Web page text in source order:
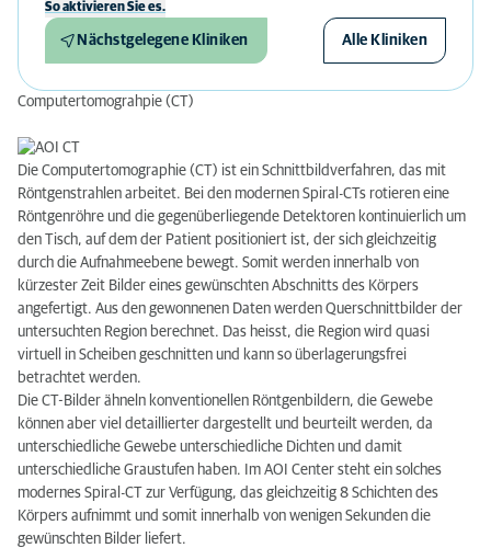
So aktivieren Sie es.
Nächstgelegene Kliniken Alle Kliniken
Computertomograhpie (CT)
Die Computertomographie (CT) ist ein Schnittbildverfahren, das mit
Röntgenstrahlen arbeitet. Bei den modernen Spiral-CTs rotieren eine
Röntgenröhre und die gegenüberliegende Detektoren kontinuierlich um
den Tisch, auf dem der Patient positioniert ist, der sich gleichzeitig
durch die Aufnahmeebene bewegt. Somit werden innerhalb von
kürzester Zeit Bilder eines gewünschten Abschnitts des Körpers
angefertigt. Aus den gewonnenen Daten werden Querschnittbilder der
untersuchten Region berechnet. Das heisst, die Region wird quasi
virtuell in Scheiben geschnitten und kann so überlagerungsfrei
betrachtet werden.
Die CT-Bilder ähneln konventionellen Röntgenbildern, die Gewebe
können aber viel detaillierter dargestellt und beurteilt werden, da
unterschiedliche Gewebe unterschiedliche Dichten und damit
unterschiedliche Graustufen haben. Im AOI Center steht ein solches
modernes Spiral-CT zur Verfügung, das gleichzeitig 8 Schichten des
Körpers aufnimmt und somit innerhalb von wenigen Sekunden die
gewünschten Bilder liefert.